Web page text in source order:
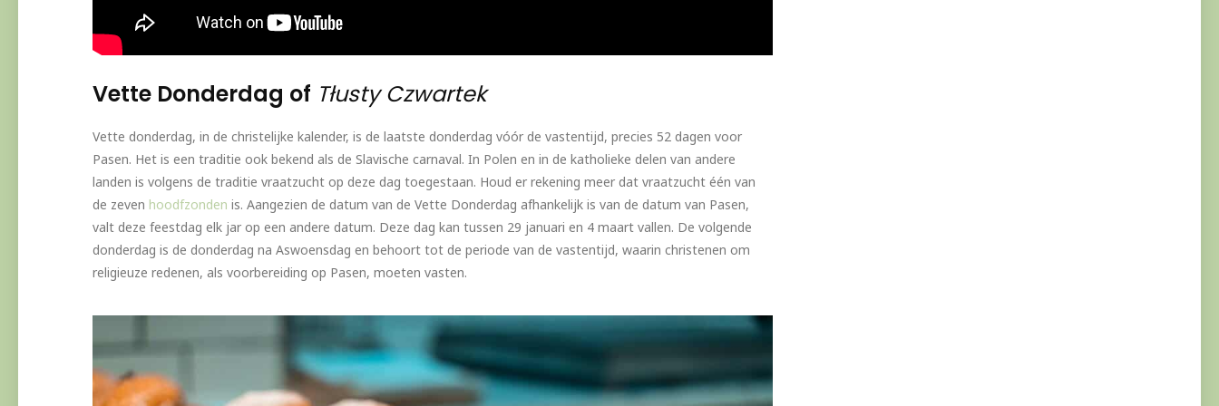
Vette Donderdag of Tłusty Czwartek
Vette donderdag, in de christelijke kalender, is de laatste donderdag vóór de vastentijd, precies 52 dagen voor
Pasen. Het is een traditie ook bekend als de Slavische carnaval. In Polen en in de katholieke delen van andere
landen is volgens de traditie vraatzucht op deze dag toegestaan. Houd er rekening meer dat vraatzucht één van
de zeven hoodfzonden is. Aangezien de datum van de Vette Donderdag afhankelijk is van de datum van Pasen,
valt deze feestdag elk jar op een andere datum. Deze dag kan tussen 29 januari en 4 maart vallen. De volgende
donderdag is de donderdag na Aswoensdag en behoort tot de periode van de vastentijd, waarin christenen om
religieuze redenen, als voorbereiding op Pasen, moeten vasten.